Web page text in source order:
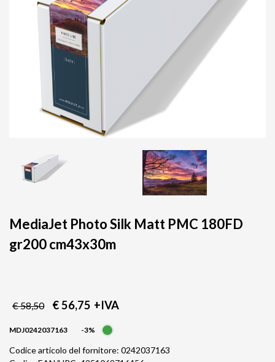
MediaJet Photo Silk Matt PMC 180FD
gr200 cm43x30m
€ 58,50 € 56,75 +IVA
MDJ0242037163 -3%
Codice articolo del fornitore: 0242037163